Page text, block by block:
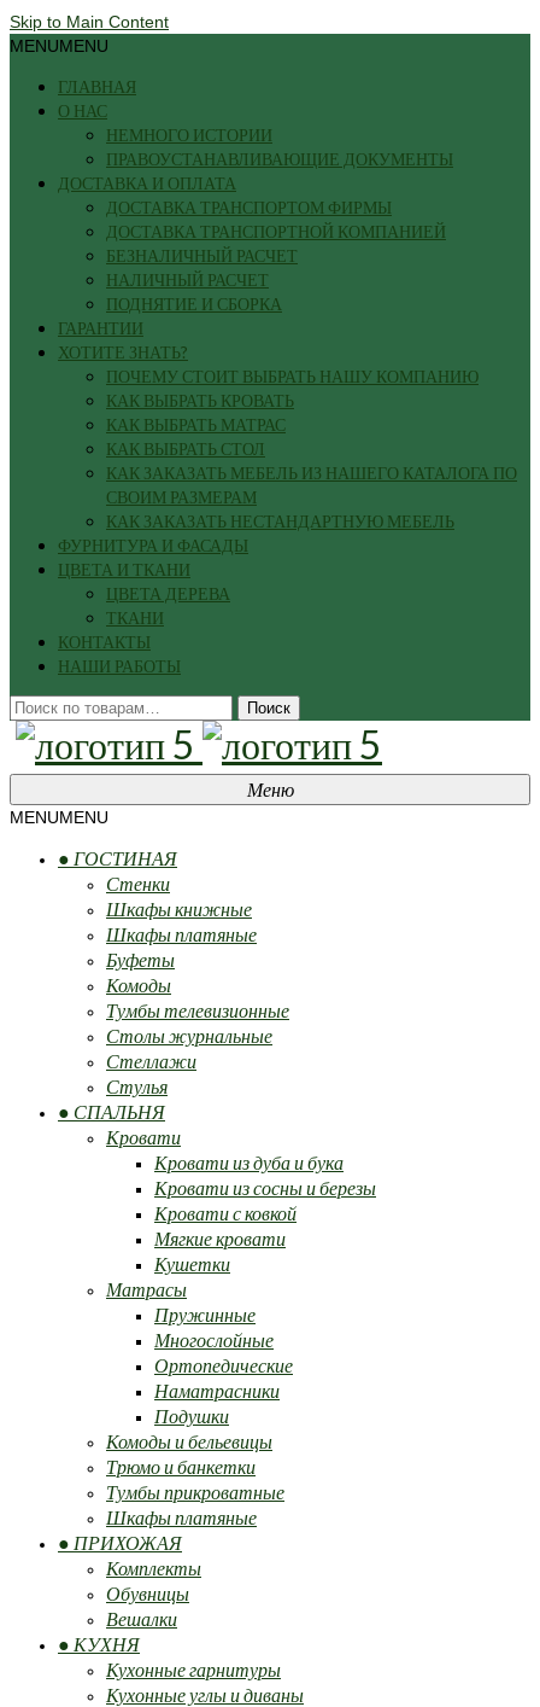
Skip to Main Content
MENUMENU
ГЛАВНАЯ
О НАС
НЕМНОГО ИСТОРИИ
ПРАВОУСТАНАВЛИВАЮЩИЕ ДОКУМЕНТЫ
ДОСТАВКА И ОПЛАТА
ДОСТАВКА ТРАНСПОРТОМ ФИРМЫ
ДОСТАВКА ТРАНСПОРТНОЙ КОМПАНИЕЙ
БЕЗНАЛИЧНЫЙ РАСЧЕТ
НАЛИЧНЫЙ РАСЧЕТ
ПОДНЯТИЕ И СБОРКА
ГАРАНТИИ
ХОТИТЕ ЗНАТЬ?
ПОЧЕМУ СТОИТ ВЫБРАТЬ НАШУ КОМПАНИЮ
КАК ВЫБРАТЬ КРОВАТЬ
КАК ВЫБРАТЬ МАТРАС
КАК ВЫБРАТЬ СТОЛ
КАК ЗАКАЗАТЬ МЕБЕЛЬ ИЗ НАШЕГО КАТАЛОГА ПО
СВОИМ РАЗМЕРАМ
КАК ЗАКАЗАТЬ НЕСТАНДАРТНУЮ МЕБЕЛЬ
ФУРНИТУРА И ФАСАДЫ
ЦВЕТА И ТКАНИ
ЦВЕТА ДЕРЕВА
ТКАНИ
КОНТАКТЫ
НАШИ РАБОТЫ
Искать: Поиск
Меню
MENUMENU
● ГОСТИНАЯ
Стенки
Шкафы книжные
Шкафы платяные
Буфеты
Комоды
Тумбы телевизионные
Столы журнальные
Стеллажи
Стулья
● СПАЛЬНЯ
Кровати
Кровати из дуба и бука
Кровати из сосны и березы
Кровати с ковкой
Мягкие кровати
Кушетки
Матрасы
Пружинные
Многослойные
Ортопедические
Наматрасники
Подушки
Комоды и бельевицы
Трюмо и банкетки
Тумбы прикроватные
Шкафы платяные
● ПРИХОЖАЯ
Комплекты
Обувницы
Вешалки
● КУХНЯ
Кухонные гарнитуры
Кухонные углы и диваны